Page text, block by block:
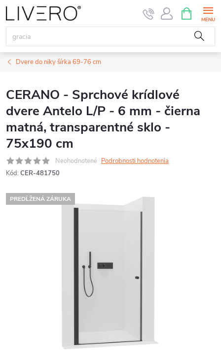
Prejsť
na
obsah
KOŠÍK
Dvere do niky šírka 69-76 cm
CERANO - Sprchové krídlové
dvere Antelo L/P - 6 mm - čierna
matná, transparentné sklo -
75x190 cm
Neohodnotené Podrobnosti hodnotenia
Kód: CER-481750
PREDĹŽENÁ ZÁRUKA